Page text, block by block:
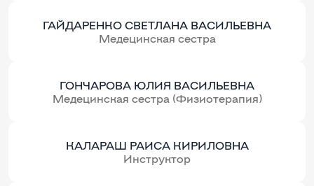
ГАЙДАРЕНКО СВЕТЛАНА ВАСИЛЬЕВНА
Медецинская сестра
ГОНЧАРОВА ЮЛИЯ ВАСИЛЬЕВНА
Медецинская сестра (Физиотерапия)
КАЛАРАШ РАИСА КИРИЛОВНА
Инструктор